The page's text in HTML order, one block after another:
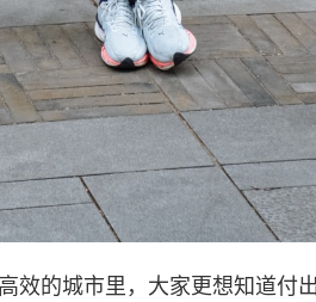
效的城市里，大家更想知道付